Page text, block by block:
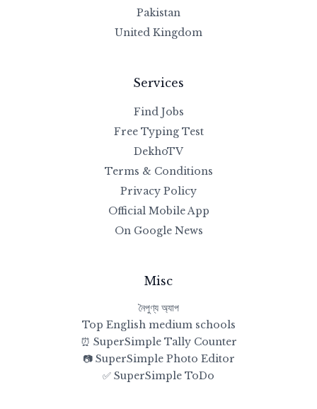
Pakistan
United Kingdom
Services
Find Jobs
Free Typing Test
DekhoTV
Terms & Conditions
Privacy Policy
Official Mobile App
On Google News
Misc
নৈপুণ্য অ্যাপ
Top English medium schools
⏰ SuperSimple Tally Counter
📷 SuperSimple Photo Editor
✅ SuperSimple ToDo